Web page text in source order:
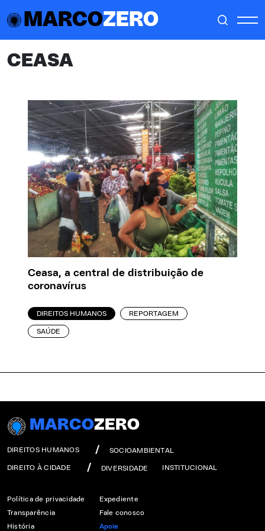
MARCOZERO
CEASA
Ceasa, a central de distribuição de
coronavírus
DIREITOS HUMANOS REPORTAGEM
SAÚDE
MARCOZERO
DIREITOS HUMANOS SOCIOAMBIENTAL
DIREITO À CIDADE DIVERSIDADE INSTITUCIONAL
Política de privacidade
Transparência
História
Expediente
Fale conosco
Apoie